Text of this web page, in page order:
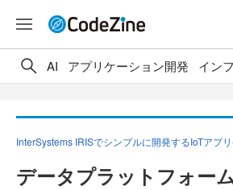
AI アプリケーション開発 イン
InterSystems IRISでシンプルに開発するIoTアプ
データプラットフォー